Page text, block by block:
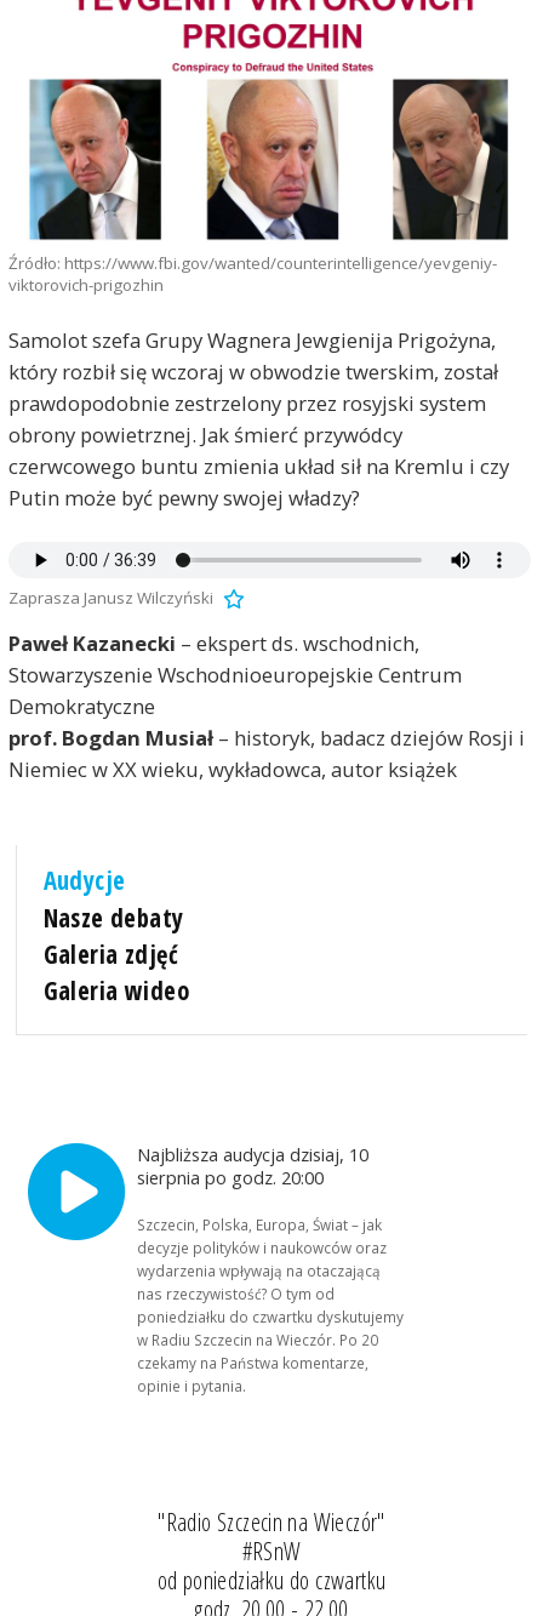
Źródło: https://www.fbi.gov/wanted/counterintelligence/yevgeniy-
viktorovich-prigozhin
Samolot szefa Grupy Wagnera Jewgienija Prigożyna,
który rozbił się wczoraj w obwodzie twerskim, został
prawdopodobnie zestrzelony przez rosyjski system
obrony powietrznej. Jak śmierć przywódcy
czerwcowego buntu zmienia układ sił na Kremlu i czy
Putin może być pewny swojej władzy?
Zaprasza Janusz Wilczyński
Paweł Kazanecki – ekspert ds. wschodnich,
Stowarzyszenie Wschodnioeuropejskie Centrum
Demokratyczne
prof. Bogdan Musiał – historyk, badacz dziejów Rosji i
Niemiec w XX wieku, wykładowca, autor książek
Audycje
Nasze debaty
Galeria zdjęć
Galeria wideo
Najbliższa audycja dzisiaj, 10
sierpnia po godz. 20:00
Szczecin, Polska, Europa, Świat – jak
decyzje polityków i naukowców oraz
wydarzenia wpływają na otaczającą
nas rzeczywistość? O tym od
poniedziałku do czwartku dyskutujemy
w Radiu Szczecin na Wieczór. Po 20
czekamy na Państwa komentarze,
opinie i pytania.
"Radio Szczecin na Wieczór"
#RSnW
od poniedziałku do czwartku